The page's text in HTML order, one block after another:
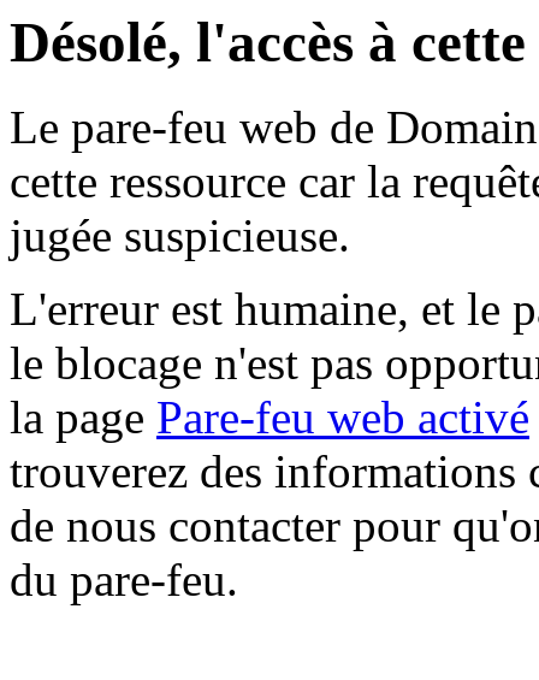
Désolé, l'accès à
Le pare-feu web de
cette ressource car la
jugée suspicieuse.
L'erreur est humaine, et le
le blocage n'est pas
la page Pare-feu web activé
trouverez des informations
de nous contacter pour
du pare-feu.